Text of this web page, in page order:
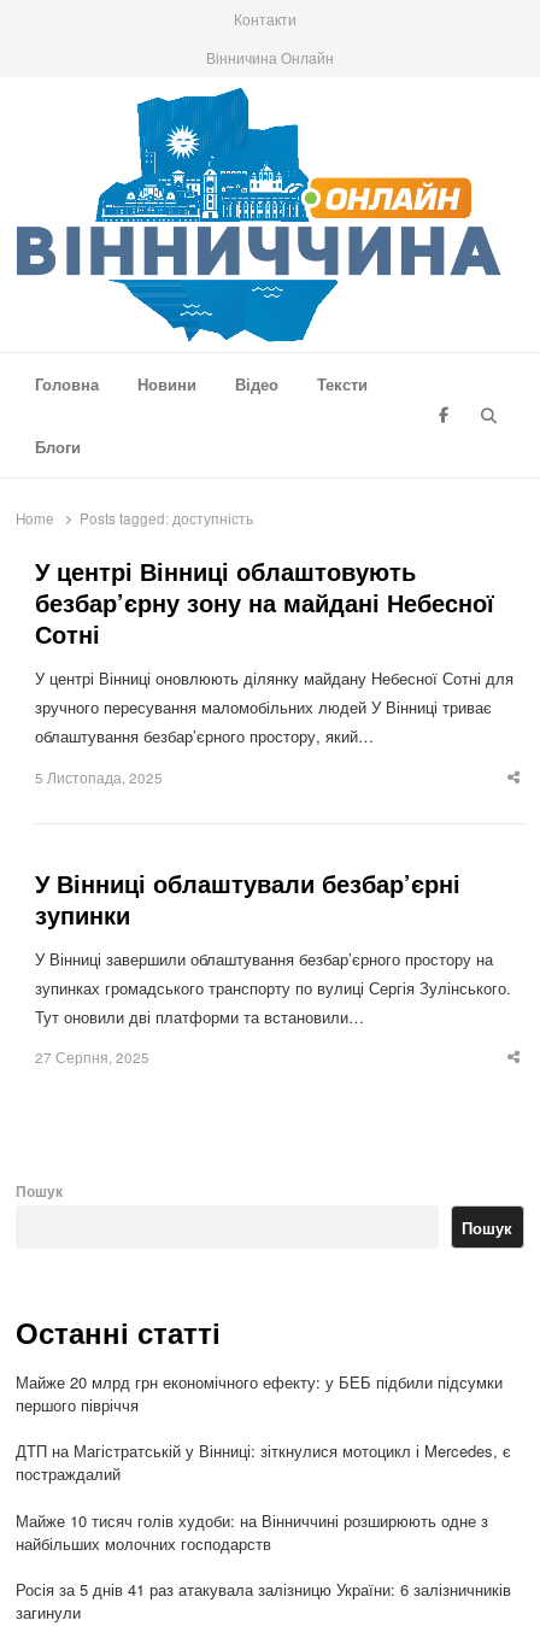
Контакти
Вінничина Онлайн
Головна
Новини Відео Тексти
Блоги
Home Posts tagged: доступність
У центрі Вінниці облаштовують
безбар’єрну зону на майдані Небесної
Сотні
У центрі Вінниці оновлюють ділянку майдану Небесної Сотні для
зручного пересування маломобільних людей У Вінниці триває
облаштування безбар’єрного простору, який…
5 Листопада, 2025
У Вінниці облаштували безбар’єрні
зупинки
У Вінниці завершили облаштування безбар’єрного простору на
зупинках громадського транспорту по вулиці Сергія Зулінського.
Тут оновили дві платформи та встановили…
27 Серпня, 2025
Пошук
Пошук
Останні статті
Майже 20 млрд грн економічного ефекту: у БЕБ підбили підсумки
першого півріччя
ДТП на Магістратській у Вінниці: зіткнулися мотоцикл і Mercedes, є
постраждалий
Майже 10 тисяч голів худоби: на Вінниччині розширюють одне з
найбільших молочних господарств
Росія за 5 днів 41 раз атакувала залізницю України: 6 залізничників
загинули